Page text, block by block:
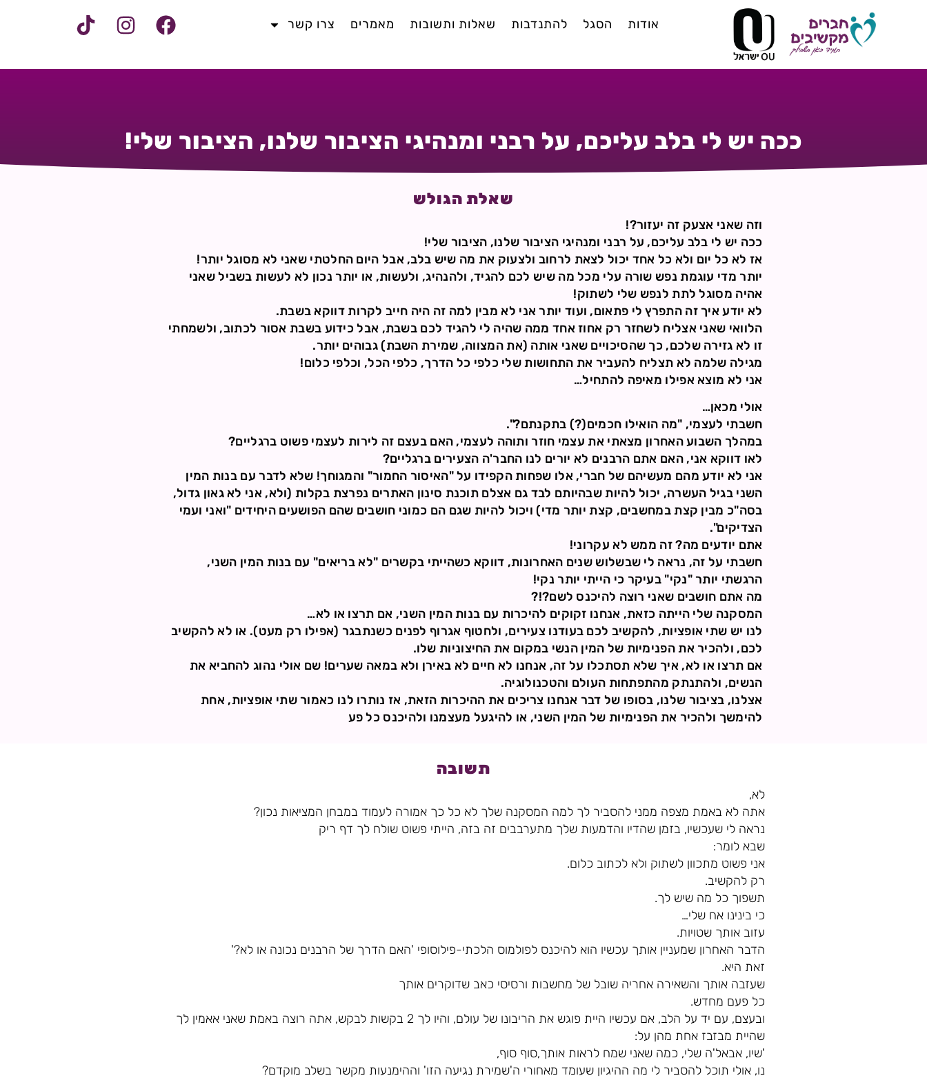
אודות הסגל להתנדבות שאלות ותשובות מאמרים צרו קשר
ככה יש לי בלב עליכם, על רבני ומנהיגי הציבור שלנו, הציבור שלי!
שאלת הגולש
וזה שאני אצעק זה יעזור?!
ככה יש לי בלב עליכם, על רבני ומנהיגי הציבור שלנו, הציבור שלי!
אז לא כל יום ולא כל אחד יכול לצאת לרחוב ולצעוק את מה שיש בלב, אבל היום החלטתי שאני לא מסוגל יותר!
יותר מדי עוגמת נפש שורה עלי מכל מה שיש לכם להגיד, ולהנהיג, ולעשות, או יותר נכון לא לעשות בשביל שאני
אהיה מסוגל לתת לנפש שלי לשתוק!
לא יודע איך זה התפרץ לי פתאום, ועוד יותר אני לא מבין למה זה היה חייב לקרות דווקא בשבת.
הלוואי שאני אצליח לשחזר רק אחוז אחד ממה שהיה לי להגיד לכם בשבת, אבל כידוע בשבת אסור לכתוב, ולשמחתי
זו לא גזירה שלכם, כך שהסיכויים שאני אותה (את המצווה, שמירת השבת) גבוהים יותר.
מגילה שלמה לא תצליח להעביר את התחושות שלי כלפי כל הדרך, כלפי הכל, וכלפי כלום!
אני לא מוצא אפילו מאיפה להתחיל…
אולי מכאן…
חשבתי לעצמי, "מה הואילו חכמים(?) בתקנתם?".
במהלך השבוע האחרון מצאתי את עצמי חוזר ותוהה לעצמי, האם בעצם זה לירות לעצמי פשוט ברגליים?
לאו דווקא אני, האם אתם הרבנים לא יורים לנו החבר'ה הצעירים ברגליים?
אני לא יודע מהם מעשיהם של חברי, אלו שפחות הקפידו על "האיסור החמור" והמגוחך! שלא לדבר עם בנות המין
השני בגיל העשרה, יכול להיות שבהיותם לבד גם אצלם תוכנת סינון האתרים נפרצת בקלות (ולא, אני לא גאון גדול,
בסה"כ מבין קצת במחשבים, קצת יותר מדי) ויכול להיות שגם הם כמוני חושבים שהם הפושעים היחידים "ואני ועמי
הצדיקים".
אתם יודעים מה? זה ממש לא עקרוני!
חשבתי על זה, נראה לי שבשלוש שנים האחרונות, דווקא כשהייתי בקשרים "לא בריאים" עם בנות המין השני,
הרגשתי יותר "נקי" בעיקר כי הייתי יותר נקי!
מה אתם חושבים שאני רוצה להיכנס לשם?!?
המסקנה שלי הייתה כזאת, אנחנו זקוקים להיכרות עם בנות המין השני, אם תרצו או לא…
לנו יש שתי אופציות, להקשיב לכם בעודנו צעירים, ולחטוף אגרוף לפנים כשנתבגר (אפילו רק מעט). או לא להקשיב
לכם, ולהכיר את הפנימיות של המין הנשי במקום את החיצוניות שלו.
אם תרצו או לא, איך שלא תסתכלו על זה, אנחנו לא חיים לא באירן ולא במאה שערים! שם אולי נהוג להחביא את
הנשים, ולהתנתק מהתפתחות העולם והטכנולוגיה.
אצלנו, בציבור שלנו, בסופו של דבר אנחנו צריכים את ההיכרות הזאת, אז נותרו לנו כאמור שתי אופציות, אחת
להימשך ולהכיר את הפנימיות של המין השני, או להיגעל מעצמנו ולהיכנס כל פע
תשובה
לא,
אתה לא באמת מצפה ממני להסביר לך למה המסקנה שלך לא כל כך אמורה לעמוד במבחן המציאות נכון?
נראה לי שעכשיו, בזמן שהדיו והדמעות שלך מתערבבים זה בזה, הייתי פשוט שולח לך דף ריק
שבא לומר:
אני פשוט מתכוון לשתוק ולא לכתוב כלום.
רק להקשיב.
תשפוך כל מה שיש לך.
כי בינינו אח שלי…
עזוב אותך שטויות.
הדבר האחרון שמעניין אותך עכשיו הוא להיכנס לפולמוס הלכתי-פילוסופי 'האם הדרך של הרבנים נכונה או לא?'
זאת היא.
שעזבה אותך והשאירה אחריה שובל של מחשבות ורסיסי כאב שדוקרים אותך
כל פעם מחדש.
ובעצם, עם יד על הלב, אם עכשיו היית פוגש את הריבונו של עולם, והיו לך 2 בקשות לבקש, אתה רוצה באמת שאני אאמין לך
שהיית מבזבז אחת מהן על:
'שיו, אבאל'ה שלי, כמה שאני שמח לראות אותך,סוף סוף,
נו, אולי תוכל להסביר לי מה ההיגיון שעומד מאחורי ה'שמירת נגיעה הזו' וההימנעות מקשר בשלב מוקדם?